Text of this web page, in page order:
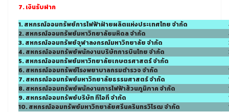
7. เงินรับฝาก
1. สหกรณ์ออมทรัพย์การไฟฟ้าฝ่ายผลิตแห่งประเทศไทย จำกัด
2. สหกรณ์ออมทรัพย์มหาวิทยาลัยมหิดล จำกัด
3. สหกรณ์ออมทรัพย์จุฬาลงกรณ์มหาวิทยาลัย จำกัด
4. สหกรณ์ออมทรัพย์พนักงานบริษัทการบินไทย จำกัด
5. สหกรณ์ออมทรัพย์มหาวิทยาลัยเกษตรศาสตร์ จำกัด
6. สหกรณ์ออมทรัพย์โรงพยาบาลกรมตำรวจ จำกัด
7. สหกรณ์ออมทรัพย์มหาวิทยาลัยธรรมศาสตร์ จำกัด
8. สหกรณ์ออมทรัพย์พนักงานการไฟฟ้าส้วนภูมิภาค จำกัด
9. สหกรณ์ออมทรัพย์บริษัท ทีโอที จำกัด
10. สหกรณ์ออมทรัพย์มหาวิทยาลัยศรีนครินทรวิโรฒ จำกัด